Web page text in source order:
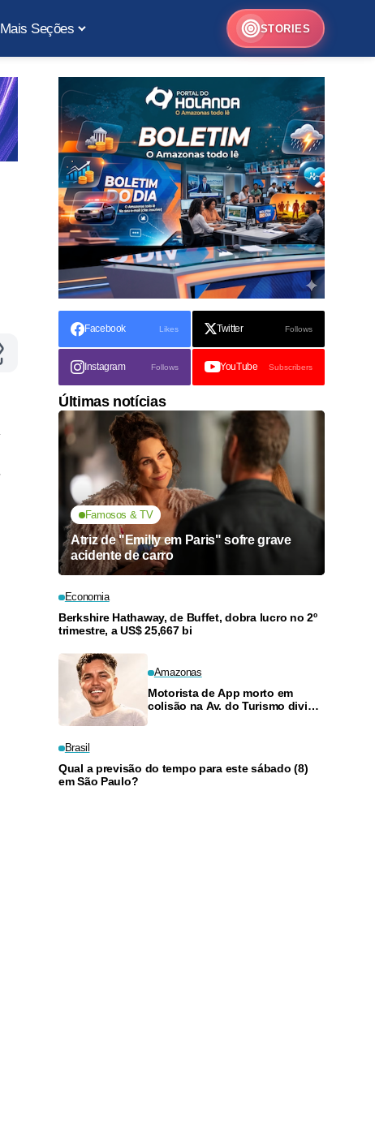
Mais Seções STORIES
Facebook Likes Twitter Follows
Instagram Follows YouTube Subscribers
Últimas notícias
Famosos & TV
Atriz de "Emilly em Paris" sofre grave
acidente de carro
Economia
Berkshire Hathaway, de Buffet, dobra lucro no 2º
trimestre, a US$ 25,667 bi
Amazonas
Motorista de App morto em
colisão na Av. do Turismo dividia
Brasil
Qual a previsão do tempo para este sábado (8)
em São Paulo?